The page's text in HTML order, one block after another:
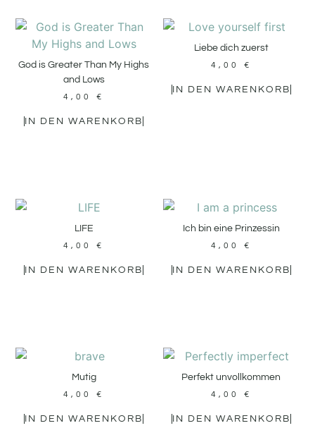
God is Greater Than My Highs
and Lows
4,00€
IN DEN WARENKORB
Liebe dich zuerst
4,00 €
IN DEN WARENKORB
LIFE
4,00€
IN DEN WARENKORB
Ich bin eine Prinzessin
4,00 €
IN DEN WARENKORB
Mutig
4,00€
IN DEN WARENKORB
Perfekt unvollkommen
4,00 €
IN DEN WARENKORB